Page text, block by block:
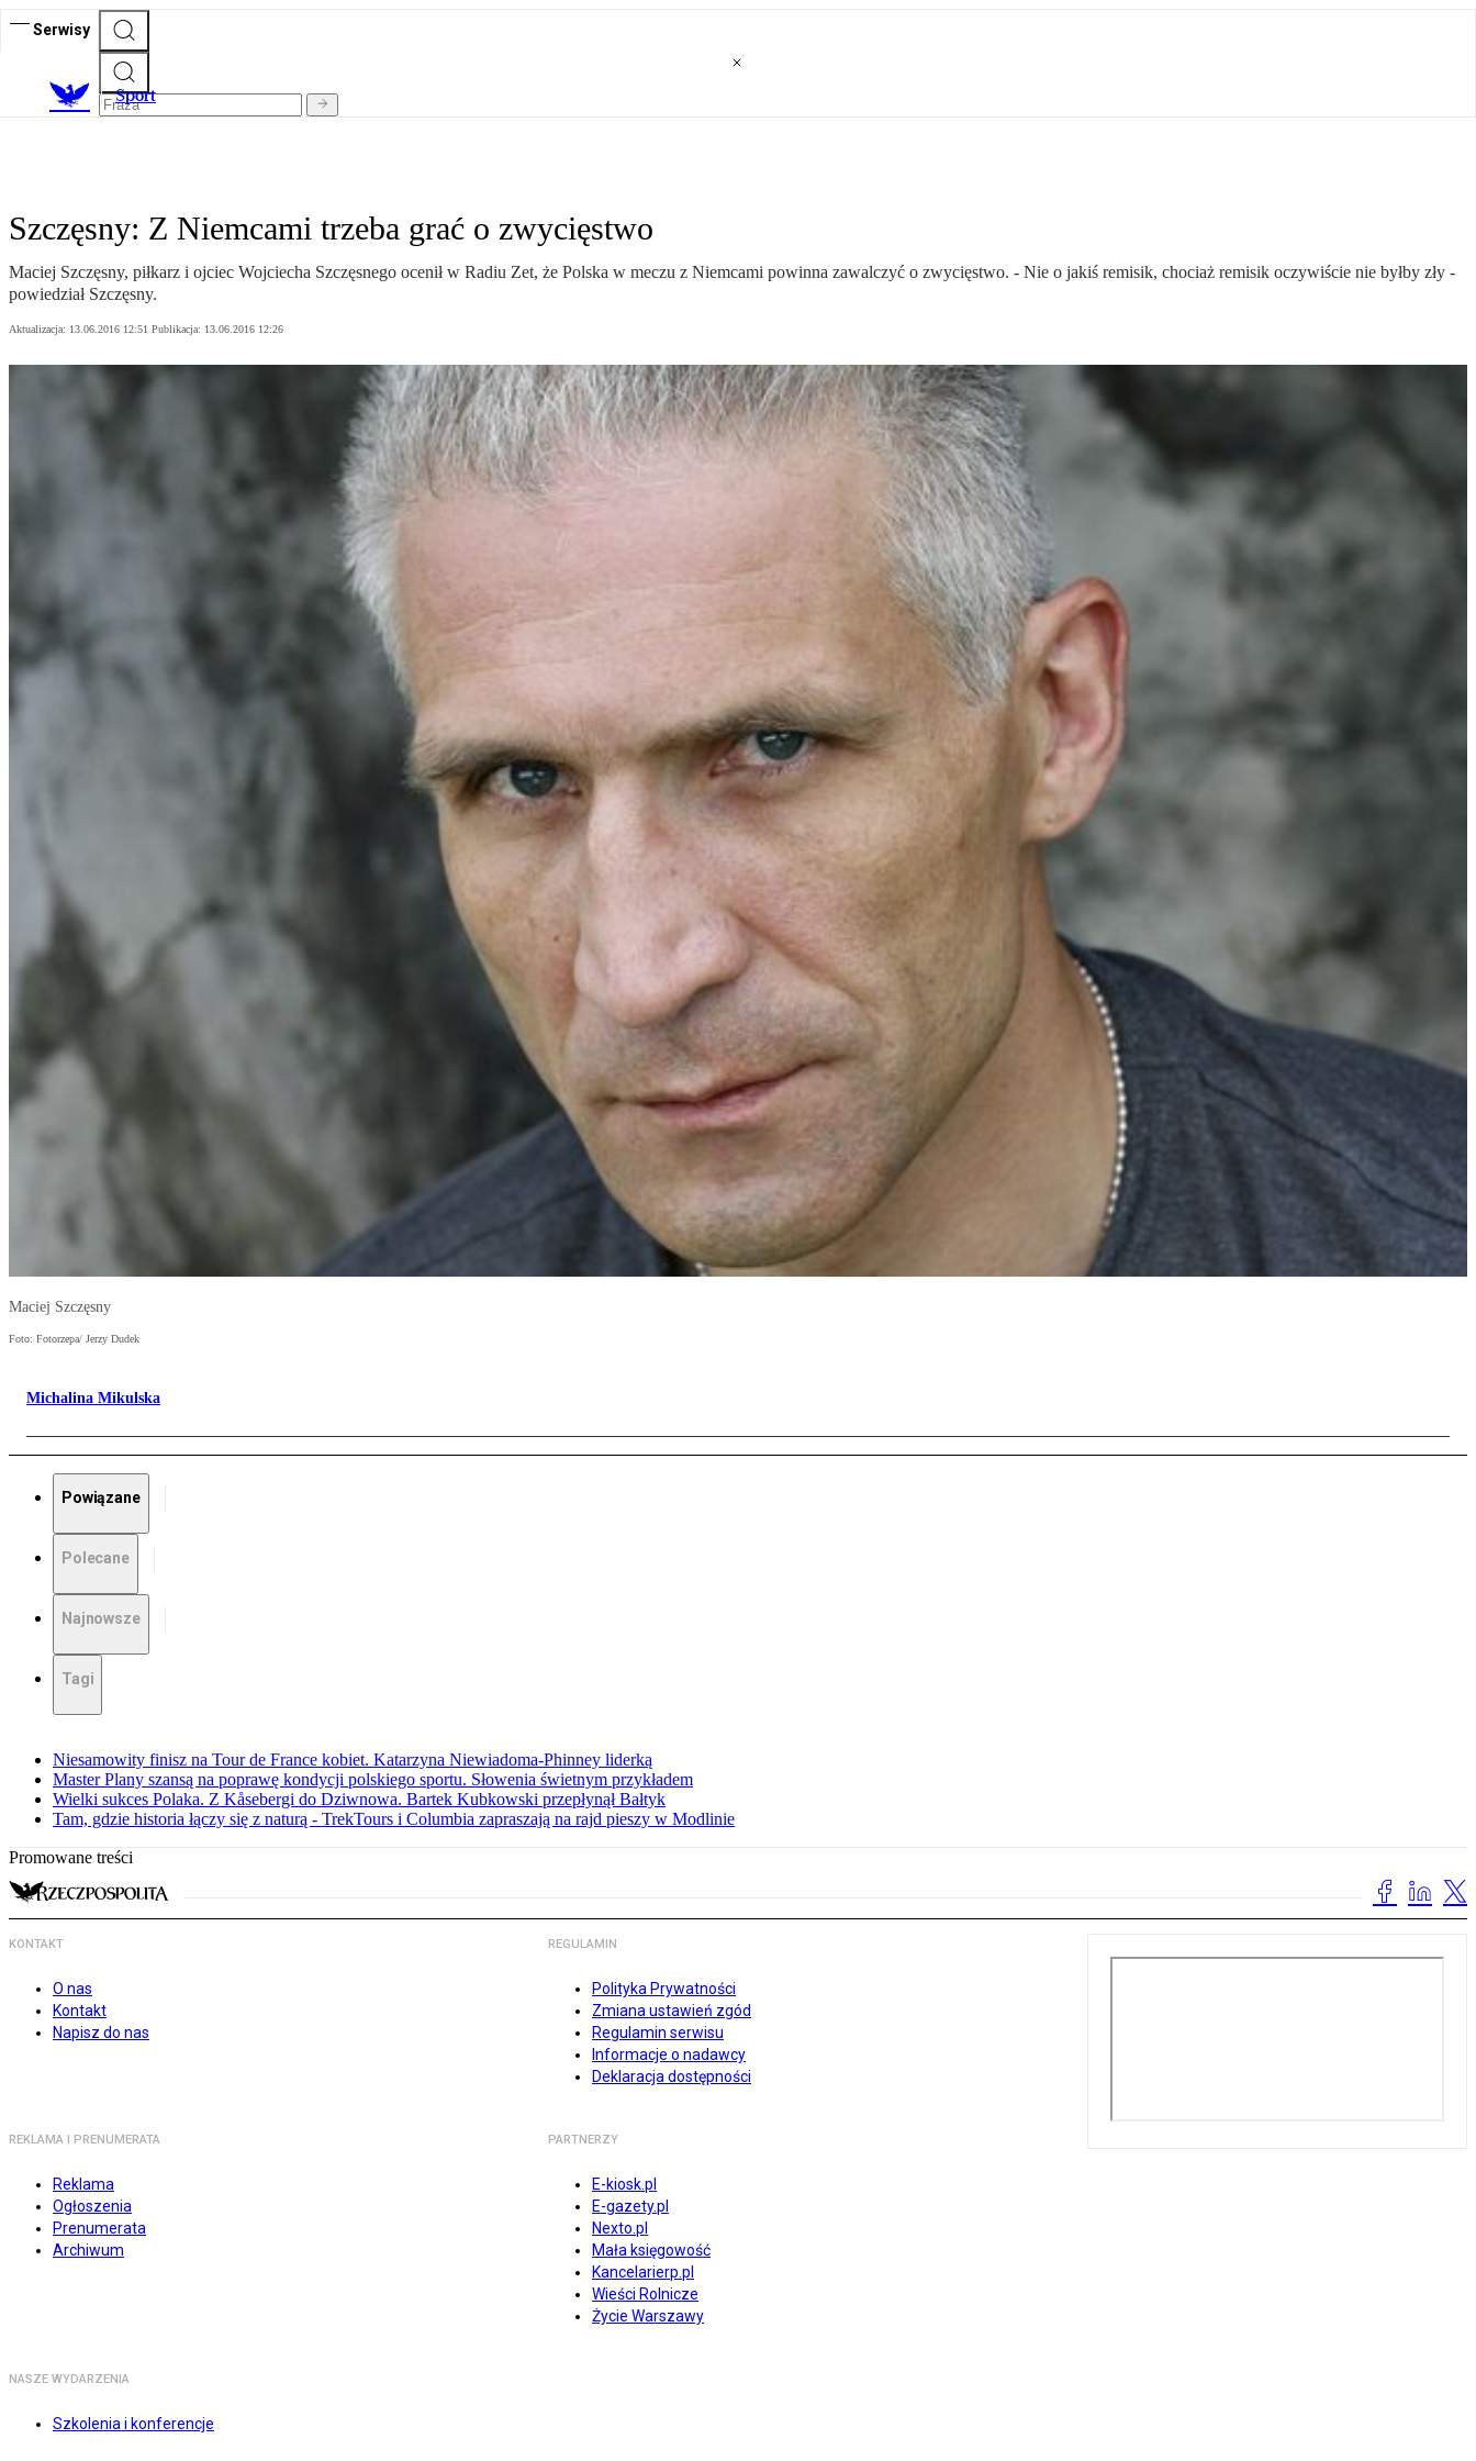
Serwisy
Sport
Szczęsny: Z Niemcami trzeba grać o zwycięstwo
Maciej Szczęsny, piłkarz i ojciec Wojciecha Szczęsnego ocenił w Radiu Zet, że Polska w meczu z Niemcami powinna zawalczyć o zwycięstwo. - Nie o jakiś remisik, chociaż remisik oczywiście nie byłby zły -
powiedział Szczęsny.
Aktualizacja: 13.06.2016 12:51 Publikacja: 13.06.2016 12:26
Maciej Szczęsny
Foto: Fotorzepa/ Jerzy Dudek
Michalina Mikulska
Powiązane
Polecane
Najnowsze
Tagi
Niesamowity finisz na Tour de France kobiet. Katarzyna Niewiadoma-Phinney liderką
Master Plany szansą na poprawę kondycji polskiego sportu. Słowenia świetnym przykładem
Wielki sukces Polaka. Z Kåsebergi do Dziwnowa. Bartek Kubkowski przepłynął Bałtyk
Tam, gdzie historia łączy się z naturą - TrekTours i Columbia zapraszają na rajd pieszy w Modlinie
Promowane treści
KONTAKT
O nas
Kontakt
Napisz do nas
REGULAMIN
Polityka Prywatności
Zmiana ustawień zgód
Regulamin serwisu
Informacje o nadawcy
Deklaracja dostępności
REKLAMA I PRENUMERATA
Reklama
Ogłoszenia
Prenumerata
Archiwum
PARTNERZY
E-kiosk.pl
E-gazety.pl
Nexto.pl
Mała księgowość
Kancelarierp.pl
Wieści Rolnicze
Życie Warszawy
NASZE WYDARZENIA
Szkolenia i konferencje